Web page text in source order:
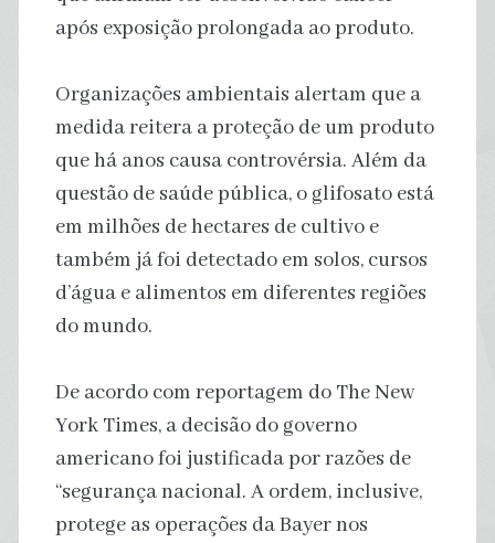
após exposição prolongada ao produto.
Organizações ambientais alertam que a
medida reitera a proteção de um produto
que há anos causa controvérsia. Além da
questão de saúde pública, o glifosato está
em milhões de hectares de cultivo e
também já foi detectado em solos, cursos
d’água e alimentos em diferentes regiões
do mundo.
De acordo com reportagem do The New
York Times, a decisão do governo
americano foi justificada por razões de
“segurança nacional. A ordem, inclusive,
protege as operações da Bayer nos